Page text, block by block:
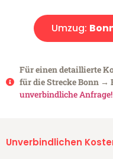
Umzug:
Für einen detaillierte
für die Strecke Bonn →
unverbindliche Anfrage!
Unverbindlichen